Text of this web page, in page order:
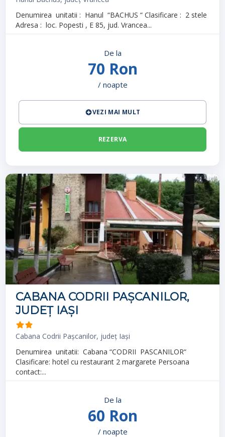
Denumirea unitatii : Hanul “BACHUS “ Clasificare : 2 stele
Adresa : loc. Popesti , E 85, jud. Vrancea...
De la
70 Ron
/ noapte
VEZI MAI MULT
REZERVA
CABANA CODRII PAȘCANILOR,
JUDEȚ IAȘI
Cabana Codrii Pașcanilor, județ Iași
Denumirea unitatii: Cabana “CODRII PASCANILOR“
Clasificare: hotel cu restaurant 2 margarete Persoana
contact:...
De la
60 Ron
/ noapte